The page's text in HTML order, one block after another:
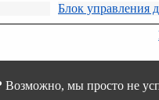
Блок управления
Возможно, мы просто не